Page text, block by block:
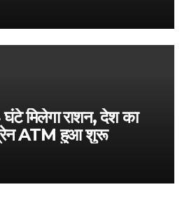
मिलेगा राशन, देश का
ग्रेन ATM हुआ शुरू